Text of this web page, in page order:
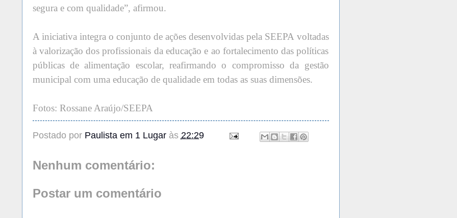
segura e com qualidade”, afirmou.
A iniciativa integra o conjunto de ações desenvolvidas pela SEEPA voltadas
à valorização dos profissionais da educação e ao fortalecimento das políticas
públicas de alimentação escolar, reafirmando o compromisso da gestão
municipal com uma educação de qualidade em todas as suas dimensões.
Fotos: Rossane Araújo/SEEPA
Postado por Paulista em 1 Lugar às 22:29
Nenhum comentário:
Postar um comentário